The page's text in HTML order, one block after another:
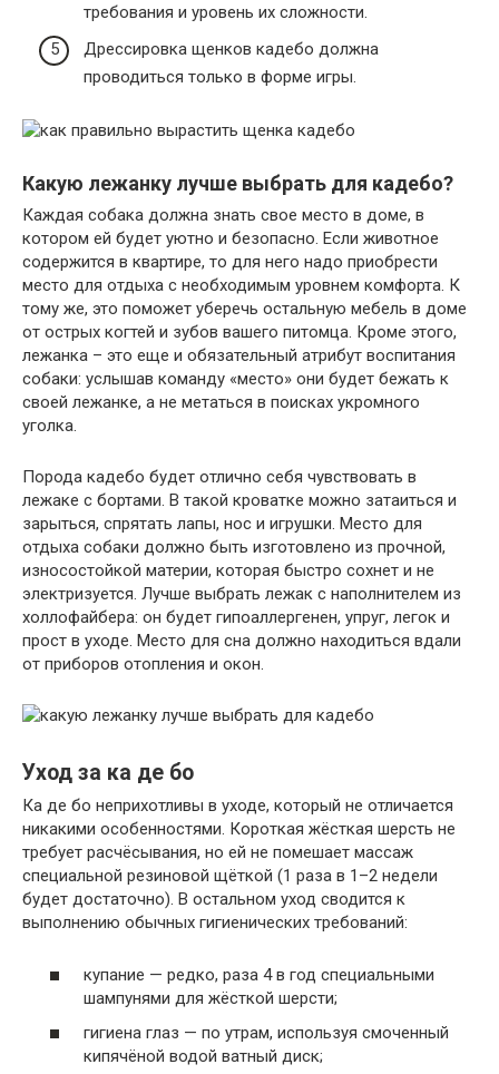
требования и уровень их сложности.
Дрессировка щенков кадебо должна
проводиться только в форме игры.
Какую лежанку лучше выбрать для кадебо?
Каждая собака должна знать свое место в доме, в
котором ей будет уютно и безопасно. Если животное
содержится в квартире, то для него надо приобрести
место для отдыха с необходимым уровнем комфорта. К
тому же, это поможет уберечь остальную мебель в доме
от острых когтей и зубов вашего питомца. Кроме этого,
лежанка – это еще и обязательный атрибут воспитания
собаки: услышав команду «место» они будет бежать к
своей лежанке, а не метаться в поисках укромного
уголка.
Порода кадебо будет отлично себя чувствовать в
лежаке с бортами. В такой кроватке можно затаиться и
зарыться, спрятать лапы, нос и игрушки. Место для
отдыха собаки должно быть изготовлено из прочной,
износостойкой материи, которая быстро сохнет и не
электризуется. Лучше выбрать лежак с наполнителем из
холлофайбера: он будет гипоаллергенен, упруг, легок и
прост в уходе. Место для сна должно находиться вдали
от приборов отопления и окон.
Уход за ка де бо
Ка де бо неприхотливы в уходе, который не отличается
никакими особенностями. Короткая жёсткая шерсть не
требует расчёсывания, но ей не помешает массаж
специальной резиновой щёткой (1 раза в 1–2 недели
будет достаточно). В остальном уход сводится к
выполнению обычных гигиенических требований:
купание — редко, раза 4 в год специальными
шампунями для жёсткой шерсти;
гигиена глаз — по утрам, используя смоченный
кипячёной водой ватный диск;